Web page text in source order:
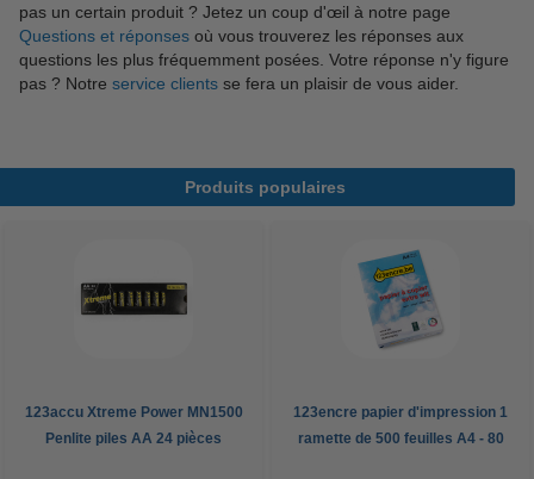
pas un certain produit ? Jetez un coup d'œil à notre page
Questions et réponses où vous trouverez les réponses aux
questions les plus fréquemment posées. Votre réponse n'y figure
pas ? Notre service clients se fera un plaisir de vous aider.
Produits populaires
123accu Xtreme Power MN1500
Penlite piles AA 24 pièces
123encre papier d'impression 1
ramette de 500 feuilles A4 - 80